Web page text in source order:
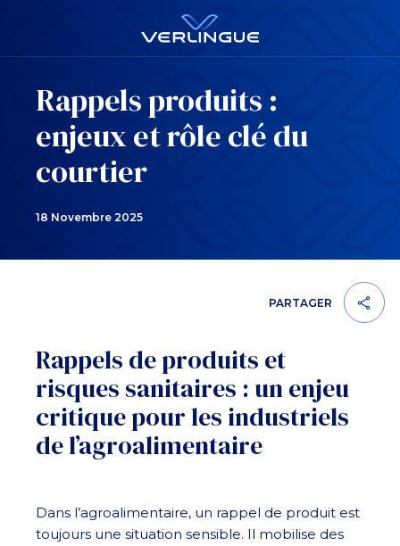
Rappels produits :
enjeux et rôle clé du
courtier
18 Novembre 2025
PARTAGER
Rappels de produits et
risques sanitaires : un enjeu
critique pour les industriels
de l’agroalimentaire
Dans l’agroalimentaire, un rappel de produit est
toujours une situation sensible. Il mobilise des